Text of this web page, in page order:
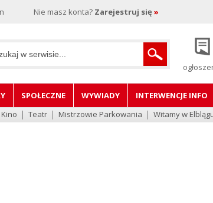
Nie masz konta? Zarejestruj się »
SPOŁECZNE WYWIADY INTERWENCJE INFO
Kino Teatr Mistrzowie Parkowania Witamy w